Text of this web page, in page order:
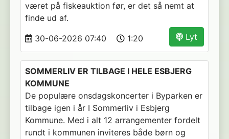
været på fiskeauktion før, er det så nemt at
finde ud af.
Lyt
30-06-2026 07:40 1:20
SOMMERLIV ER TILBAGE I HELE ESBJERG
KOMMUNE
De populære onsdagskoncerter i Byparken er
tilbage igen i år I Sommerliv i Esbjerg
Kommune. Med i alt 12 arrangementer fordelt
rundt i kommunen inviteres både børn og